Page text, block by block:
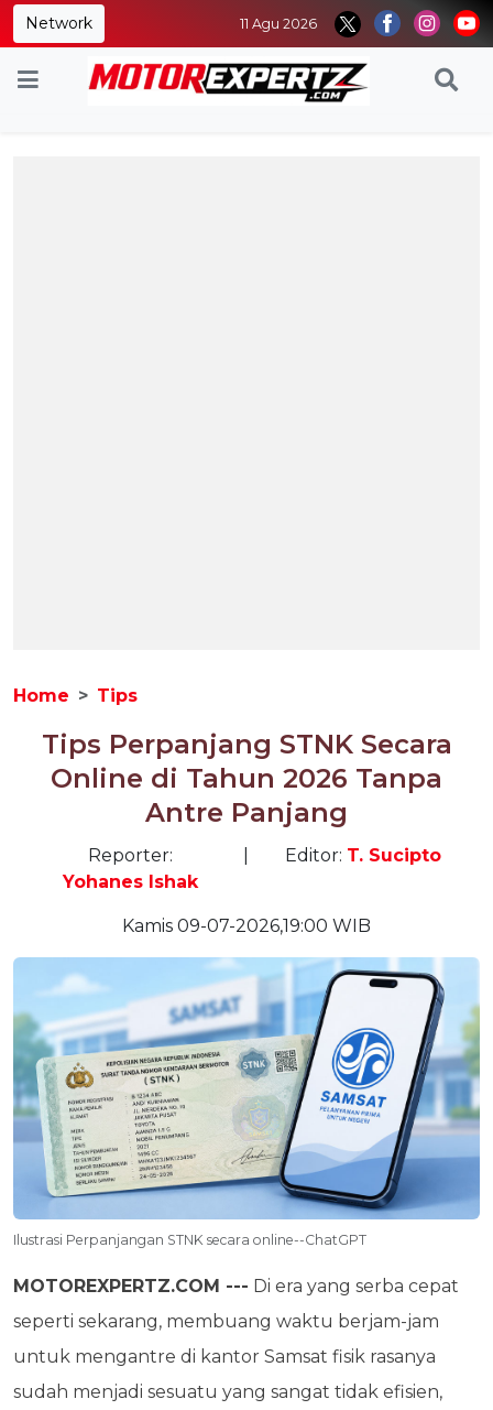
Network 11 Agu 2026
Home Tips
Tips Perpanjang STNK Secara
Online di Tahun 2026 Tanpa
Antre Panjang
Reporter:
Yohanes Ishak
Editor: T. Sucipto
Kamis 09-07-2026,19:00 WIB
Ilustrasi Perpanjangan STNK secara online--ChatGPT
MOTOREXPERTZ.COM --- Di era yang serba cepat
seperti sekarang, membuang waktu berjam-jam
untuk mengantre di kantor Samsat fisik rasanya
sudah menjadi sesuatu yang sangat tidak efisien,